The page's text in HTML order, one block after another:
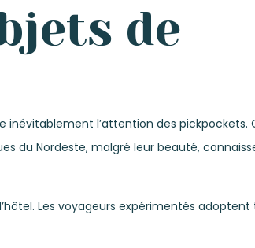
de
inévitablement l’attention des pickpockets.
du Nordeste, malgré leur beauté,
Les voyageurs expérimentés adoptent